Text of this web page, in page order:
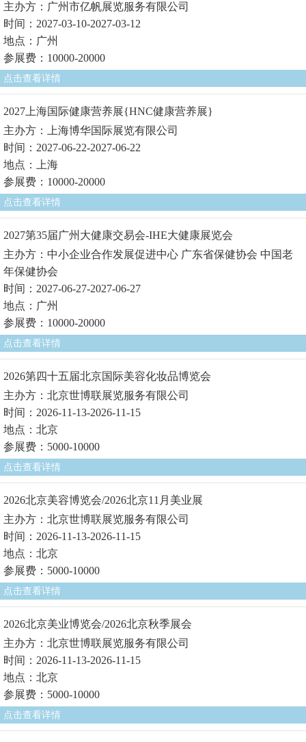
主办方：广州市亿帆展览服务有限公司
时间：2027-03-10-2027-03-12
地点：广州
参展费：10000-20000
点击查看详情
2027上海国际健康营养展{HNC健康营养展}
主办方：上海博华国际展览有限公司
时间：2027-06-22-2027-06-22
地点：上海
参展费：10000-20000
点击查看详情
2027第35届广州大健康交易会-IHE大健康展览会
主办方：中小企业合作发展促进中心 广东省保健协会 中国老
年保健协会
时间：2027-06-27-2027-06-27
地点：广州
参展费：10000-20000
点击查看详情
2026第四十五届北京国际美容化妆品博览会
主办方：北京世博联展览服务有限公司
时间：2026-11-13-2026-11-15
地点：北京
参展费：5000-10000
点击查看详情
2026北京美容博览会/2026北京11月美业展
主办方：北京世博联展览服务有限公司
时间：2026-11-13-2026-11-15
地点：北京
参展费：5000-10000
点击查看详情
2026北京美业博览会/2026北京秋季展会
主办方：北京世博联展览服务有限公司
时间：2026-11-13-2026-11-15
地点：北京
参展费：5000-10000
点击查看详情